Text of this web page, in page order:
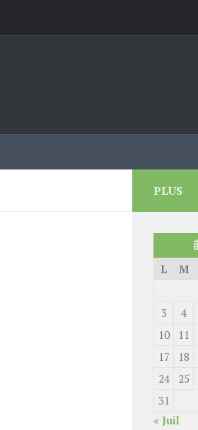
PLUS
L
M
3
4
10
11
17
18
24
25
31
« Juil